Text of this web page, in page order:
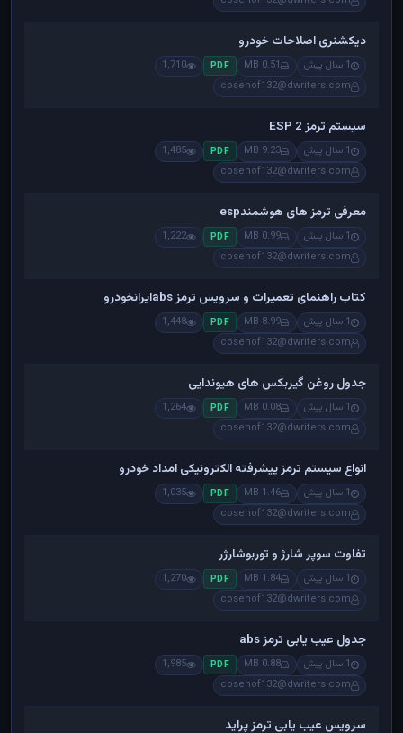
دیکشنری اصلاحات خودرو
1 سال پیش 0.51 MB
PDF
1,710
cosehof132@dwriters.com
سیستم ترمز ESP 2
1 سال پیش 9.23 MB
PDF
1,485
cosehof132@dwriters.com
معرفی ترمز های هوشمندesp
1 سال پیش 0.99 MB
PDF
1,222
cosehof132@dwriters.com
کتاب راهنمای تعمیرات و سرویس ترمز absایرانخودرو
1 سال پیش 8.99 MB
PDF
1,448
cosehof132@dwriters.com
جدول روغن گیربکس های هیوندایی
1 سال پیش 0.08 MB
PDF
1,264
cosehof132@dwriters.com
انواع سیستم ترمز پیشرفته الکترونیکی امداد خودرو
1 سال پیش 1.46 MB
PDF
1,035
cosehof132@dwriters.com
تفاوت سوپر شارژ و توربوشارژر
1 سال پیش 1.84 MB
PDF
1,270
cosehof132@dwriters.com
جدول عیب یابی ترمز abs
1 سال پیش 0.88 MB
PDF
1,985
cosehof132@dwriters.com
سرویس عیب یابی ترمز پراید